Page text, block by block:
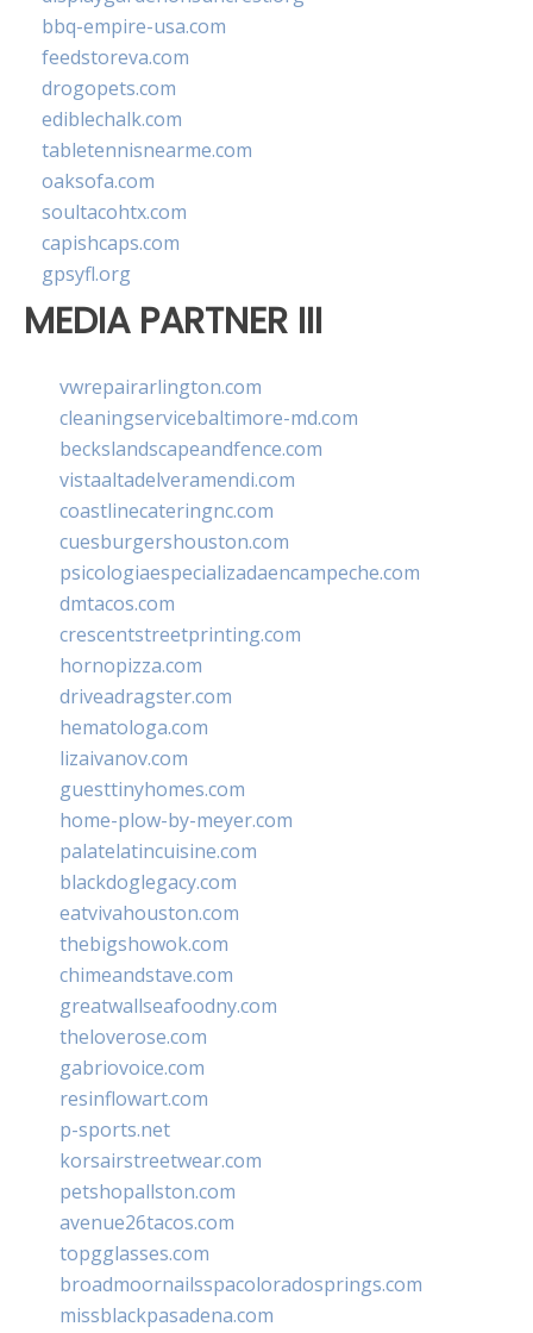
bbq-empire-usa.com
feedstoreva.com
drogopets.com
ediblechalk.com
tabletennisnearme.com
oaksofa.com
soultacohtx.com
capishcaps.com
gpsyfl.org
MEDIA PARTNER III
vwrepairarlington.com
cleaningservicebaltimore-md.com
beckslandscapeandfence.com
vistaaltadelveramendi.com
coastlinecateringnc.com
cuesburgershouston.com
psicologiaespecializadaencampeche.com
dmtacos.com
crescentstreetprinting.com
hornopizza.com
driveadragster.com
hematologa.com
lizaivanov.com
guesttinyhomes.com
home-plow-by-meyer.com
palatelatincuisine.com
blackdoglegacy.com
eatvivahouston.com
thebigshowok.com
chimeandstave.com
greatwallseafoodny.com
theloverose.com
gabriovoice.com
resinflowart.com
p-sports.net
korsairstreetwear.com
petshopallston.com
avenue26tacos.com
topgglasses.com
broadmoornailsspacoloradosprings.com
missblackpasadena.com